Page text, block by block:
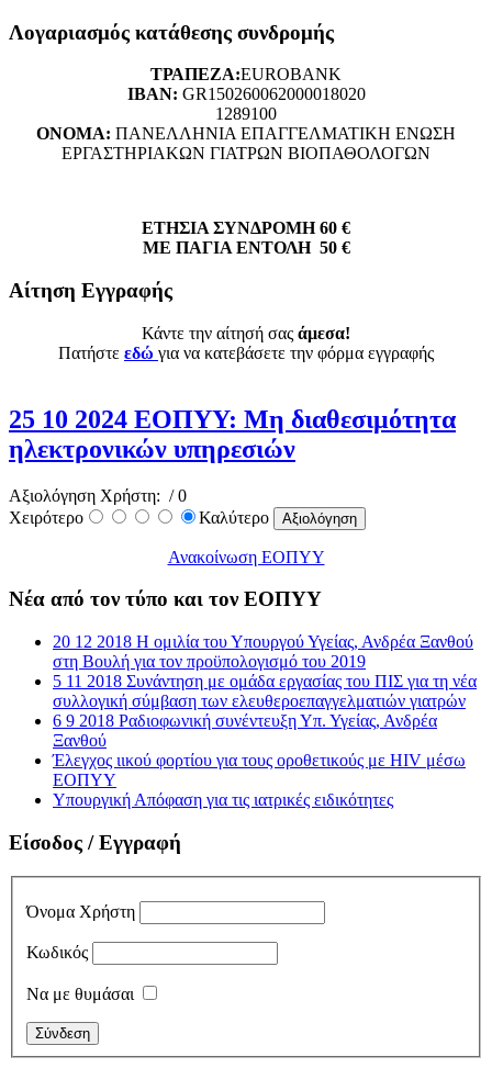
Λογαριασμός κατάθεσης συνδρομής
ΤΡΑΠΕΖΑ:EUROBANK
ΙΒΑΝ: GR150260062000018020
1289100
ΟΝΟΜΑ: ΠΑΝΕΛΛΗΝΙΑ ΕΠΑΓΓΕΛΜΑΤΙΚΗ ΕΝΩΣΗ
ΕΡΓΑΣΤΗΡΙΑΚΩΝ ΓΙΑΤΡΩΝ ΒΙΟΠΑΘΟΛΟΓΩΝ
ΕΤΗΣΙΑ ΣΥΝΔΡΟΜΗ 60 €
ΜΕ ΠΑΓΙΑ ΕΝΤΟΛΗ 50 €
Αίτηση Εγγραφής
Κάντε την αίτησή σας άμεσα!
Πατήστε εδώ για να κατεβάσετε την φόρμα εγγραφής
25 10 2024 ΕΟΠΥΥ: Mη διαθεσιμότητα
ηλεκτρονικών υπηρεσιών
Αξιολόγηση Χρήστη: / 0
Χειρότερο
Καλύτερο
Ανακοίνωση ΕΟΠΥΥ
Νέα από τον τύπο και τον ΕΟΠΥΥ
20 12 2018 Η ομιλία του Υπουργού Υγείας, Ανδρέα Ξανθού
στη Βουλή για τον προϋπολογισμό του 2019
5 11 2018 Συνάντηση με ομάδα εργασίας του ΠΙΣ για τη νέα
συλλογική σύμβαση των ελευθεροεπαγγελματιών γιατρών
6 9 2018 Ραδιοφωνική συνέντευξη Υπ. Υγείας, Ανδρέα
Ξανθού
Έλεγχος ιικού φορτίου για τους οροθετικούς με HIV μέσω
ΕΟΠΥΥ
Υπουργική Απόφαση για τις ιατρικές ειδικότητες
Είσοδος / Εγγραφή
Όνομα Χρήστη
Κωδικός
Να με θυμάσαι